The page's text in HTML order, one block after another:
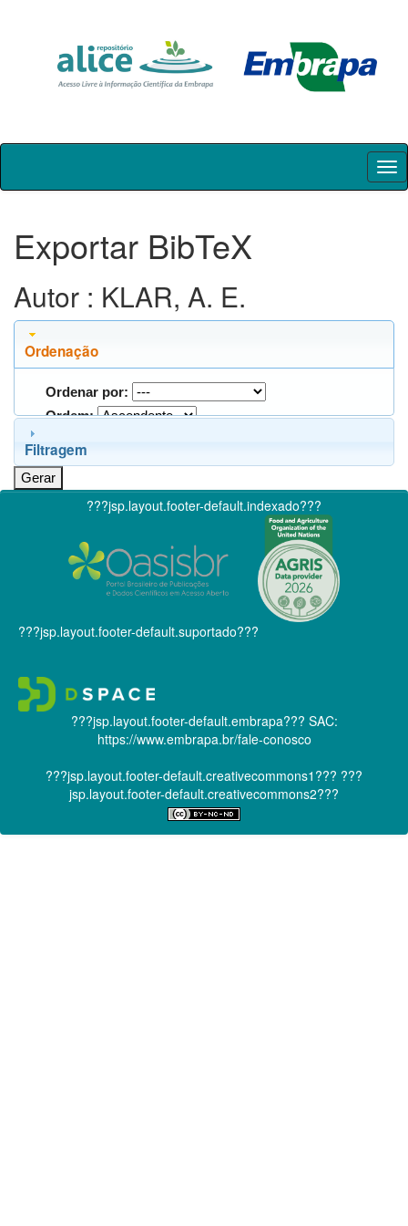
Skip
Exportar BibTeX
Autor : KLAR, A. E.
Ordenação
Ordenar por:
Ordem:
Filtragem
???jsp.layout.footer-default.indexado???
???jsp.layout.footer-default.suportado???
???jsp.layout.footer-default.embrapa??? SAC:
https://www.embrapa.br/fale-conosco
???jsp.layout.footer-default.creativecommons1??? ???
jsp.layout.footer-default.creativecommons2???